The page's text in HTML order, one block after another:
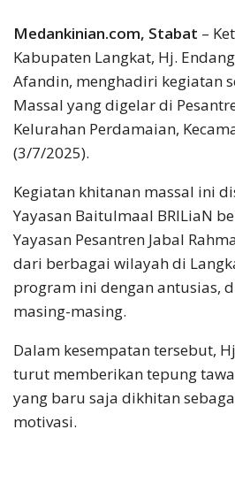
Medankinian.com, Stabat –
Kabupaten Langkat, Hj.
Afandin, menghadiri kegiatan
Massal yang digelar di
Kelurahan Perdamaian,
(3/7/2025).
Kegiatan khitanan massal ini
Yayasan Baitulmaal BRILiaN
Yayasan Pesantren Jabal
dari berbagai wilayah di
program ini dengan antusias,
masing-masing.
Dalam kesempatan tersebut,
turut memberikan tepung
yang baru saja dikhitan
motivasi.